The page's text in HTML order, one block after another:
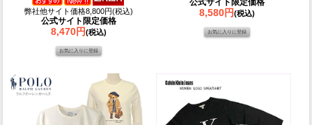
弊社他サイト価格8,800円(税込)
公式サイト限定価格
8,470円(税込)
公式サイト限定価格
8,580円(税込)